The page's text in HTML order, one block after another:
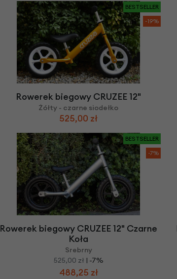
BESTSELLER
-19%
Rowerek biegowy CRUZEE 12"
Żółty - czarne siodełko
525,00 zł
BESTSELLER
-7%
Rowerek biegowy CRUZEE 12" Czarne
Koła
Srebrny
525,00 zł | -7%
488,25 zł